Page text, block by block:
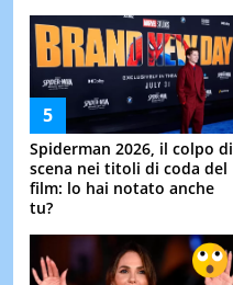
Spiderman 2026, il colpo di
scena nei titoli di coda del
film: lo hai notato anche
tu?